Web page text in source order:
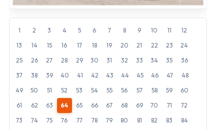
1 2 3 4 5 6 7 8 9 10 11
12
13
14 15 16 17 18 19 20 21 22 23
24
25
26 27 28 29 30 31 32 33 34 35
36
37
38 39 40 41 42 43 44 45 46 47
48
49
50 51 52 53 54 55 56 57 58 59
60
61
62 63 64 65 66 67 68 69 70 71
72
73
74 75 76 77 78 79 80 81 82 83
84
CBA COOP
FLOP Globus
Kaufland Lidl
Makro Norma